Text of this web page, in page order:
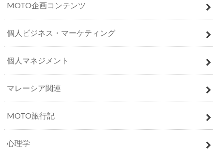
MOTO企画コンテンツ
個人ビジネス・マーケティング
個人マネジメント
マレーシア関連
MOTO旅行記
心理学